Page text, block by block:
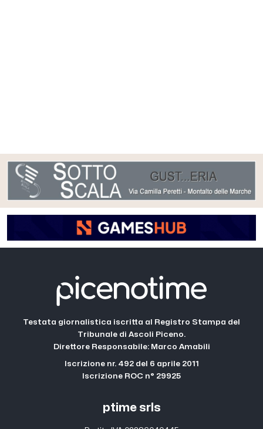
Testata giornalistica iscritta al Registro Stampa del
Tribunale di Ascoli Piceno.
Direttore Responsabile: Marco Amabili
Iscrizione nr. 492 del 6 aprile 2011
Iscrizione ROC n° 29925
ptime srls